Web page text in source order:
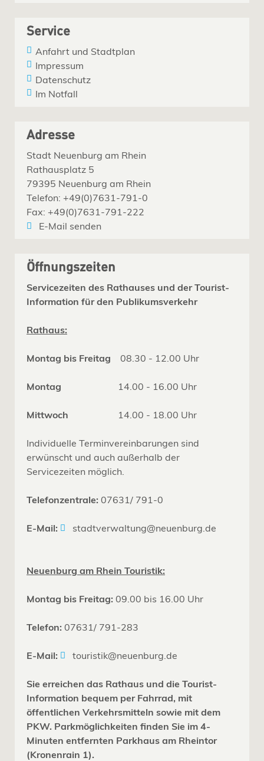
Service
Anfahrt und Stadtplan
Impressum
Datenschutz
Im Notfall
Adresse
Stadt Neuenburg am Rhein
Rathausplatz 5
79395 Neuenburg am Rhein
Telefon: +49(0)7631-791-0
Fax: +49(0)7631-791-222
E-Mail senden
Öffnungszeiten
Servicezeiten des Rathauses und der Tourist-
Information für den Publikumsverkehr
Rathaus:
Montag bis Freitag 08.30 - 12.00 Uhr
Montag 14.00 - 16.00 Uhr
Mittwoch 14.00 - 18.00 Uhr
Individuelle Terminvereinbarungen sind
erwünscht und auch außerhalb der
Servicezeiten möglich.
Telefonzentrale: 07631/ 791-0
E-Mail: stadtverwaltung@neuenburg.de
Neuenburg am Rhein Touristik:
Montag bis Freitag: 09.00 bis 16.00 Uhr
Telefon: 07631/ 791-283
E-Mail: touristik@neuenburg.de
Sie erreichen das Rathaus und die Tourist-
Information bequem per Fahrrad, mit
öffentlichen Verkehrsmitteln sowie mit dem
PKW. Parkmöglichkeiten finden Sie im 4-
Minuten entfernten Parkhaus am Rheintor
(Kronenrain 1).